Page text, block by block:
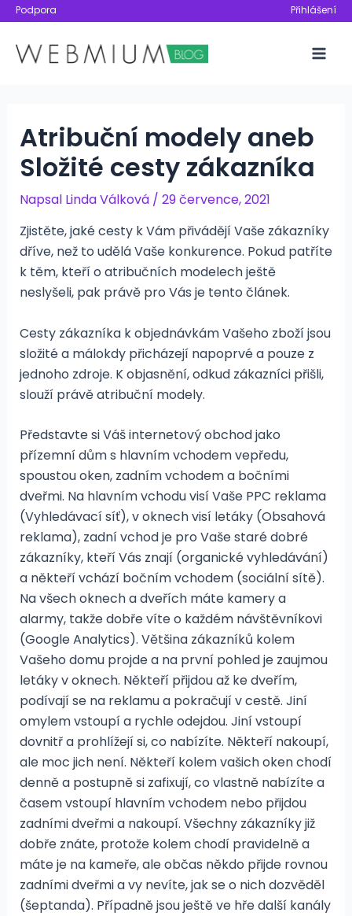
Přeskočit
obsah
Podpora Přihlášení
Atribuční modely aneb
Složité cesty zákazníka
Napsal Linda Válková / 29 července, 2021
Zjistěte, jaké cesty k Vám přivádějí Vaše zákazníky
dříve, než to udělá Vaše konkurence. Pokud patříte
k těm, kteří o atribučních modelech ještě
neslyšeli, pak právě pro Vás je tento článek.
Cesty zákazníka k objednávkám Vašeho zboží jsou
složité a málokdy přicházejí napoprvé a pouze z
jednoho zdroje. K objasnění, odkud zákazníci přišli,
slouží právě atribuční modely.
Představte si Váš internetový obchod jako
přízemní dům s hlavním vchodem vepředu,
spoustou oken, zadním vchodem a bočními
dveřmi. Na hlavním vchodu visí Vaše PPC reklama
(Vyhledávací síť), v oknech visí letáky (Obsahová
reklama), zadní vchod je pro Vaše staré dobré
zákazníky, kteří Vás znají (organické vyhledávání)
a někteří vchází bočním vchodem (sociální sítě).
Na všech oknech a dveřích máte kamery a
alarmy, takže dobře víte o každém návštěvníkovi
(Google Analytics). Většina zákazníků kolem
Vašeho domu projde a na první pohled je zaujmou
letáky v oknech. Někteří přijdou až ke dveřím,
podívají se na reklamu a pokračují v cestě. Jiní
omylem vstoupí a rychle odejdou. Jiní vstoupí
dovnitř a prohlížejí si, co nabízíte. Někteří nakoupí,
ale moc jich není. Někteří kolem vašich oken chodí
denně a postupně si zafixují, co vlastně nabízíte a
časem vstoupí hlavním vchodem nebo přijdou
zadními dveřmi a nakoupí. Všechny zákazníky již
dobře znáte, protože kolem chodí pravidelně a
máte je na kameře, ale občas někdo přijde rovnou
zadními dveřmi a vy nevíte, jak se o nich dozvěděl
(šeptanda). Případně jsou ještě ve hře další kanály